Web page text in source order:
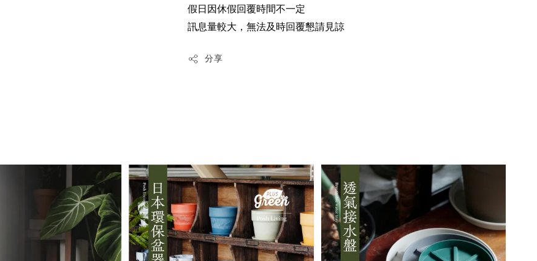
假日因休假回覆時間不一定
訊息量較大，無法及時回覆懇請見諒
分享